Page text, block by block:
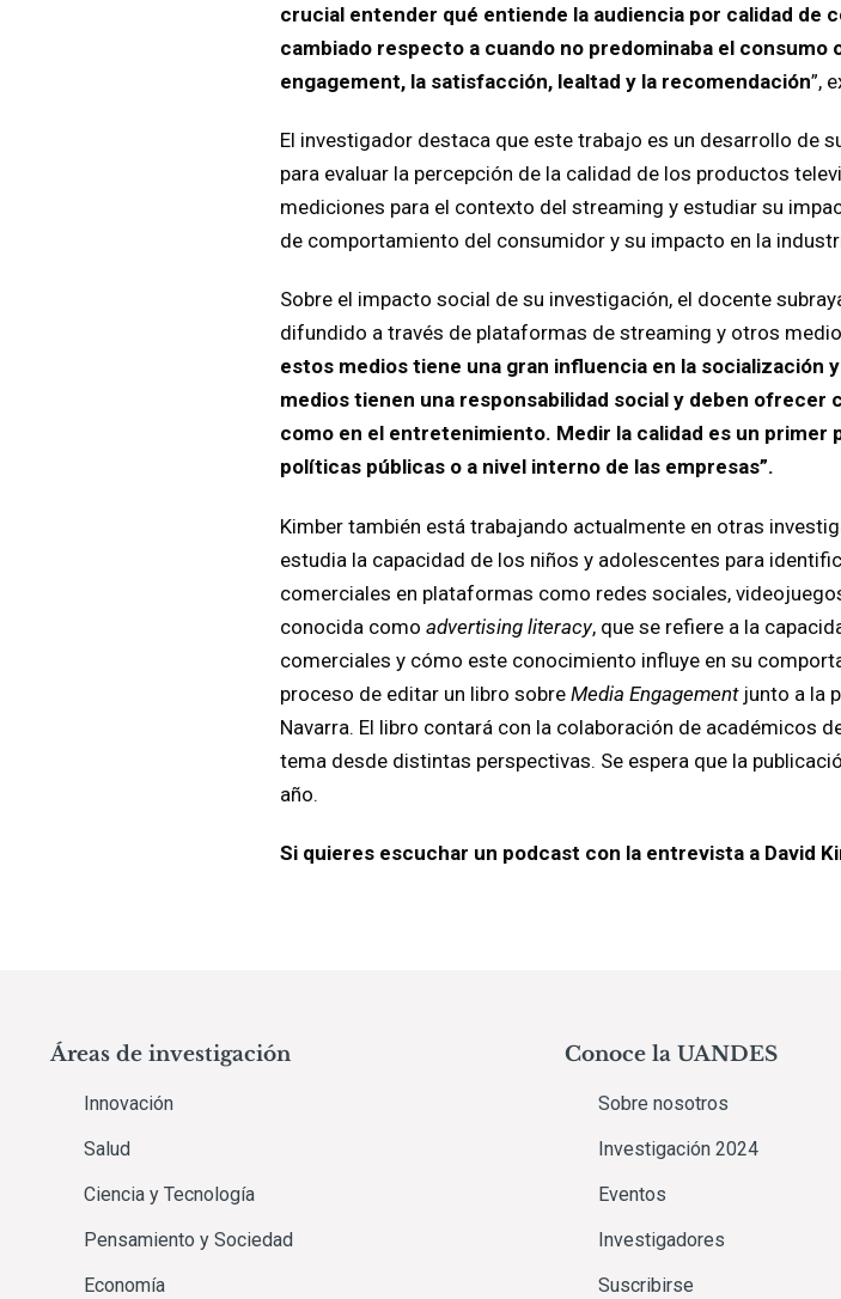
crucial entender qué entiende la audiencia por calidad de
cambiado respecto a cuando no predominaba el
engagement, la satisfacción, lealtad y la recomendación”,
El investigador destaca que este trabajo es un desarrollo de
para evaluar la percepción de la calidad de los productos
mediciones para el contexto del streaming y estudiar su
de comportamiento del consumidor y su impacto en la
Sobre el impacto social de su investigación, el docente
difundido a través de plataformas de streaming y otros
estos medios tiene una gran influencia en la socialización
medios tienen una responsabilidad social y deben
como en el entretenimiento. Medir la calidad es un primer
políticas públicas o a nivel interno de las empresas”.
Kimber también está trabajando actualmente en otras
estudia la capacidad de los niños y adolescentes para
comerciales en plataformas como redes sociales,
conocida como advertising literacy, que se refiere a la
comerciales y cómo este conocimiento influye en su
proceso de editar un libro sobre Media Engagementjunto a la
Navarra. El libro contará con la colaboración de académicos
tema desde distintas perspectivas. Se espera que la
año.
Si quieres escuchar un podcast con la entrevista a David
Áreas de investigación
Innovación
Salud
Ciencia y Tecnología
Pensamiento y Sociedad
Economía
Conoce la UANDES
Sobre nosotros
Investigación 2024
Eventos
Investigadores
Suscribirse